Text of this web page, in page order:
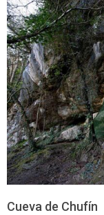
Cueva de Chufín